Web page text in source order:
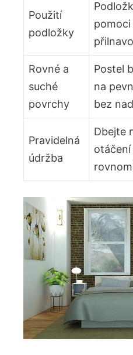
Použití
podložky
Rovné a
suché
povrchy
Postel
na
bez
Pravidelná
údržba
Dbejte